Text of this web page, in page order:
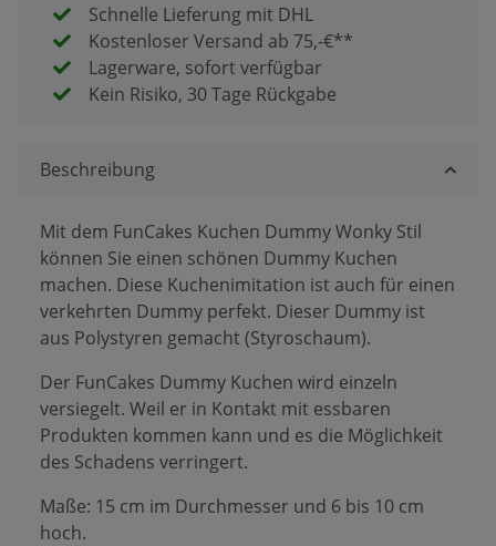
Schnelle Lieferung mit DHL
Kostenloser Versand ab 75,-€**
Lagerware, sofort verfügbar
Kein Risiko, 30 Tage Rückgabe
Beschreibung
Mit dem FunCakes Kuchen Dummy Wonky Stil
können Sie einen schönen Dummy Kuchen
machen. Diese Kuchenimitation ist auch für einen
verkehrten Dummy perfekt. Dieser Dummy ist
aus Polystyren gemacht (Styroschaum).
Der FunCakes Dummy Kuchen wird einzeln
versiegelt. Weil er in Kontakt mit essbaren
Produkten kommen kann und es die Möglichkeit
des Schadens verringert.
Maße: 15 cm im Durchmesser und 6 bis 10 cm
hoch.